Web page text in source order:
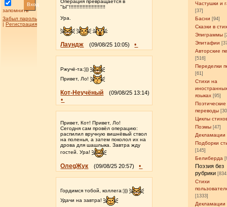
запомнить
Вход
Забыл пароль
| Регистрация
Частушки и
[37]
Басни [94]
Сказки в
Эпиграммы
Эпитафии
Авторские
[516]
Переделки
[61]
Стихи на
языках [95]
Поэтические
переводы
Циклы
Поэмы [47]
Декламации
Подборки
[145]
Белиберда
Поэзия без
рубрики
Стихи
[1333]
Декламации
Операция превращается в
"Ы"!!!!!!!!!!!!!!!!!!!!!!!!
Ура.
Лаундж (09/08/25 10:05) •
Ржучё-та:)))
Привет, Ло!
Кот-Неучёный (09/08/25 13:14)
•
Привет, Кот! Привет, Ло!
Сегодня сам провёл операцию:
распилил вручную вишнёвый ствол
на поленья, а затем поколол их на
дрова для шашлыка. Завтра жду
гостей. Ура!
ОлеgЖук (09/08/25 20:57) •
Гордимся тобой, коллега:)))
Удачи на завтра!